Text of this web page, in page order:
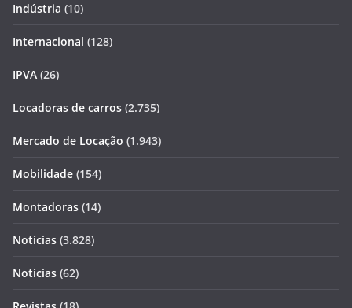
Indústria (10)
Internacional (128)
IPVA (26)
Locadoras de carros (2.735)
Mercado de Locação (1.943)
Mobilidade (154)
Montadoras (14)
Notícias (3.828)
Notícias (62)